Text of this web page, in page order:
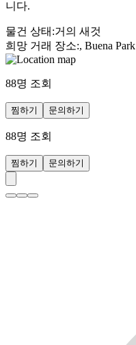
니다.
물건 상태 :거의 새것
희망 거래 장소:, Buena Park
88명 조회
찜하기 문의하기
88명 조회
찜하기 문의하기